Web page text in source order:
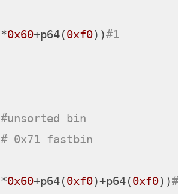
*0x60+p64(0xf0))#1
#unsorted bin
# 0x71 fastbin
*0x60+p64(0xf0)+p64(0xf0))